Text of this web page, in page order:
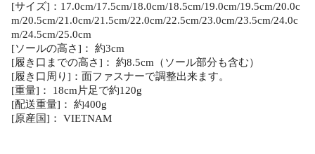
[サイズ]：17.0cm/17.5cm/18.0cm/18.5cm/19.0cm/19.5cm/20.0c
m/20.5cm/21.0cm/21.5cm/22.0cm/22.5cm/23.0cm/23.5cm/24.0c
m/24.5cm/25.0cm
[ソールの高さ]： 約3cm
[履き口までの高さ]： 約8.5cm（ソール部分も含む）
[履き口周り]：面ファスナーで調整出来ます。
[重量]： 18cm片足で約120g
[配送重量]： 約400g
[原産国]： VIETNAM